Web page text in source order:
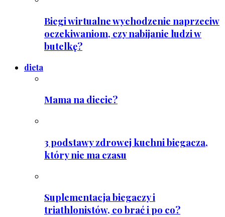
Biegi wirtualne wychodzenie naprzeciw
oczekiwaniom, czy nabijanie ludzi w
butelkę?
dieta
Mama na diecie?
3 podstawy zdrowej kuchni biegacza,
który nie ma czasu
Suplementacja biegaczy i
triathlonistów, co brać i po co?